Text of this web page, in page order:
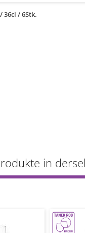
36cl / 6Stk.
in